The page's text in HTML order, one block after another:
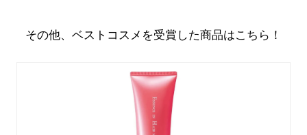
その他、ベストコスメを受賞した商品はこちら！